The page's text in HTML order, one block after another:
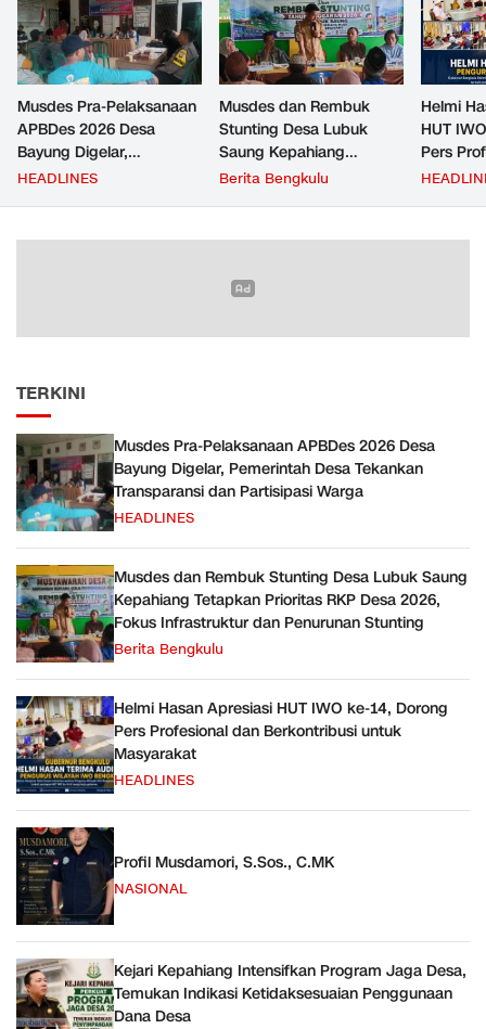
Musdes Pra-Pelaksanaan
APBDes 2026 Desa
Bayung Digelar,
Pemerintah Desa
HEADLINES
Musdes dan Rembuk
Stunting Desa Lubuk
Saung Kepahiang
Tetapkan Prioritas RKP
Penurunan Stunting
Berita Bengkulu
Helmi
HUT
Pers
TERKINI
Musdes Pra-Pelaksanaan APBDes 2026 Desa
Bayung Digelar, Pemerintah Desa Tekankan
Transparansi dan Partisipasi Warga
HEADLINES
Musdes dan Rembuk Stunting Desa Lubuk Saung
Kepahiang Tetapkan Prioritas RKP Desa 2026,
Fokus Infrastruktur dan Penurunan Stunting
Berita Bengkulu
Helmi Hasan Apresiasi HUT IWO ke-14, Dorong
Pers Profesional dan Berkontribusi untuk
Masyarakat
HEADLINES
Profil Musdamori, S.Sos., C.MK
NASIONAL
Kejari Kepahiang Intensifkan Program Jaga Desa,
Temukan Indikasi Ketidaksesuaian Penggunaan
Dana Desa